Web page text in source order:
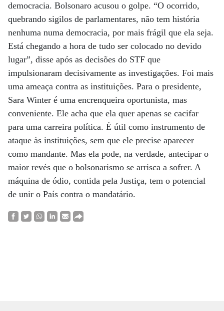
democracia. Bolsonaro acusou o golpe. “O ocorrido,
quebrando sigilos de parlamentares, não tem história
nenhuma numa democracia, por mais frágil que ela seja.
Está chegando a hora de tudo ser colocado no devido
lugar”, disse após as decisões do STF que
impulsionaram decisivamente as investigações. Foi mais
uma ameaça contra as instituições. Para o presidente,
Sara Winter é uma encrenqueira oportunista, mas
conveniente. Ele acha que ela quer apenas se cacifar
para uma carreira política. É útil como instrumento de
ataque às instituições, sem que ele precise aparecer
como mandante. Mas ela pode, na verdade, antecipar o
maior revés que o bolsonarismo se arrisca a sofrer. A
máquina de ódio, contida pela Justiça, tem o potencial
de unir o País contra o mandatário.